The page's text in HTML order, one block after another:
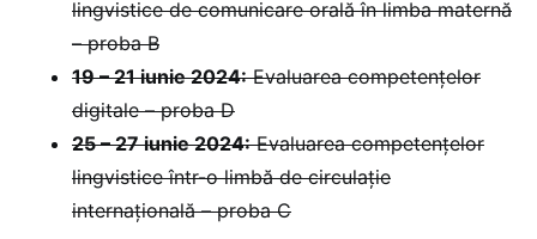
lingvistice de comunicare orală în limba maternă
– proba B
19 – 21 iunie 2024:Evaluarea competențelor
digitale – proba D
25 – 27 iunie 2024:Evaluarea competențelor
lingvistice într-o limbă de circulație
internațională – proba C